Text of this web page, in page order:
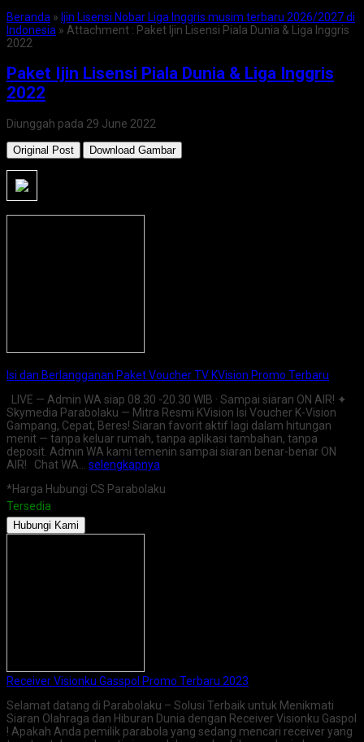
Beranda » Ijin Lisensi Nobar Liga Inggris musim terbaru 2026/2027 di
Indonesia » Attachment : Paket Ijin Lisensi Piala Dunia & Liga Inggris
2022
Paket Ijin Lisensi Piala Dunia & Liga Inggris
2022
Diunggah pada 29 June 2022
Original Post Download Gambar
Isi dan Berlangganan Paket Voucher TV KVision Promo Terbaru
LIVE — Admin WA siap 08.30 -20.30 WIB · Sampai siaran ON AIR! ✦
Skymedia Parabolaku — Mitra Resmi KVision Isi Voucher K-Vision
Gampang, Cepat, Beres! Siaran favorit aktif lagi dalam hitungan
menit — tanpa keluar rumah, tanpa aplikasi tambahan, tanpa
deposit. Admin WA kami temenin sampai siaran benar-benar ON
AIR! Chat WA… selengkapnya
*Harga Hubungi CS Parabolaku
Tersedia
Hubungi Kami
Receiver Visionku Gasspol Promo Terbaru 2023
Selamat datang di Parabolaku – Solusi Terbaik untuk Menikmati
Siaran Olahraga dan Hiburan Dunia dengan Receiver Visionku Gaspol
! Apakah Anda pemilik parabola yang sedang mencari receiver yang